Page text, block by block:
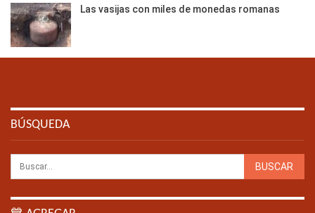
Las vasijas con miles de monedas romanas
BÚSQUEDA